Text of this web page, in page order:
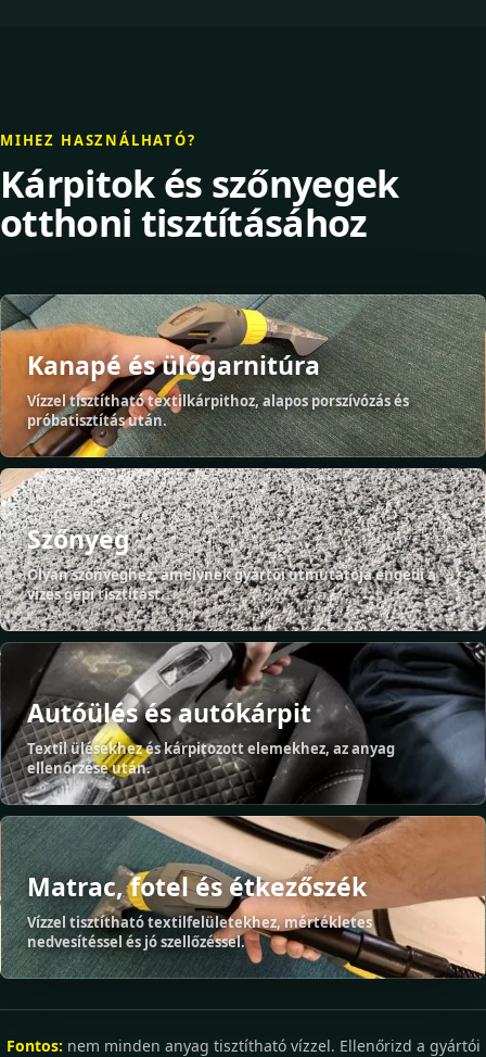
MIHEZ HASZNÁLHATÓ?
Kárpitok és szőnyegek
otthoni tisztításához
Kanapé és ülőgarnitúra
Vízzel tisztítható textilkárpithoz, alapos porszívózás és
próbatisztítás után.
Szőnyeg
Olyan szőnyeghez, amelynek gyártói útmutatója engedi a
vizes gépi tisztítást.
Autóülés és autókárpit
Textil ülésekhez és kárpitozott elemekhez, az anyag
ellenőrzése után.
Matrac, fotel és étkezőszék
Vízzel tisztítható textilfelületekhez, mértékletes
nedvesítéssel és jó szellőzéssel.
Fontos: nem minden anyag tisztítható vízzel. Ellenőrizd a gyártói